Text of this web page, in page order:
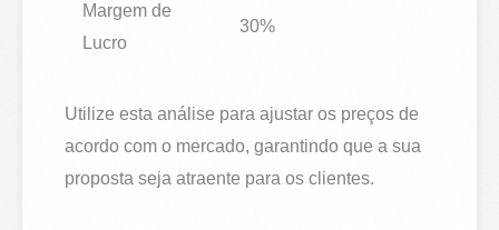
Margem de
Lucro
30%
Utilize esta análise para ajustar os preços de
acordo com o mercado, garantindo que a sua
proposta seja atraente para os clientes.